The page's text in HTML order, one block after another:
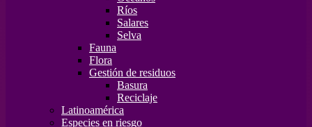
Ríos
Salares
Selva
Fauna
Flora
Gestión de residuos
Basura
Reciclaje
Latinoamérica
Especies en riesgo